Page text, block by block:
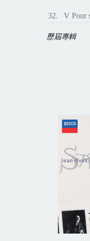
32. V Pour
歷屆專輯